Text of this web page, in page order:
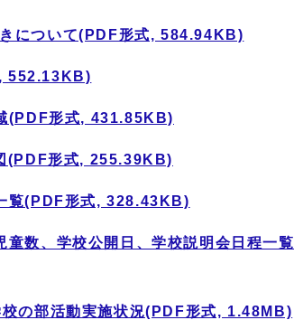
について(PDF形式, 584.94KB)
552.13KB)
(PDF形式, 431.85KB)
(PDF形式, 255.39KB)
覧(PDF形式, 328.43KB)
数、学校公開日、学校説明会日程一覧
の部活動実施状況(PDF形式, 1.48MB)